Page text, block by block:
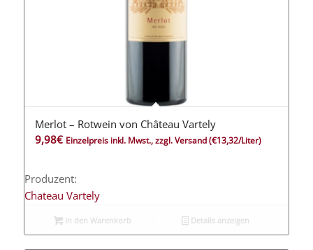
Merlot – Rotwein von Château Vartely
9,98€ Einzelpreis inkl. Mwst., zzgl. Versand(€13,32/Liter)
Produzent:
Chateau Vartely
In den Warenkorb Details anzeigen